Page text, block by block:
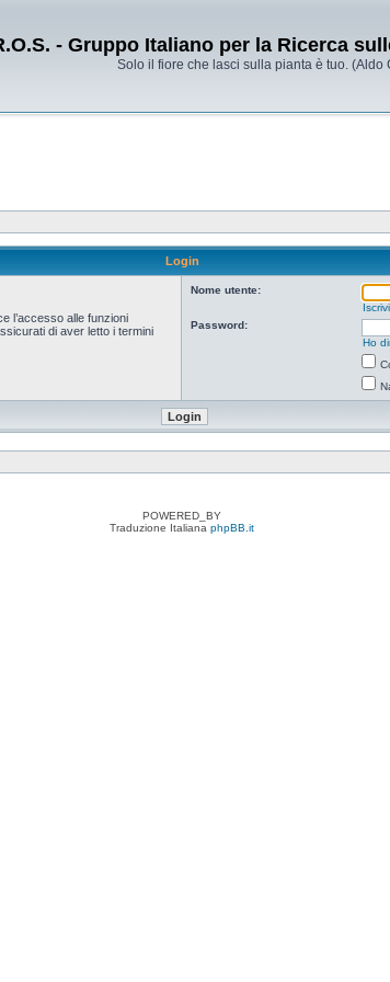
- Gruppo Italiano per la Ricerca
Solo il fiore che lasci sulla pianta è tuo. (Aldo
Login
l’accesso alle funzioni
di aver letto i termini
Nome utente:
Password:
Ho
POWERED_BY
Traduzione Italiana phpBB.it